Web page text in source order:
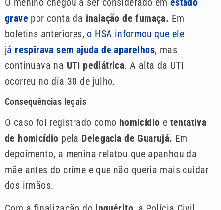
O menino chegou a ser considerado em estado
grave por conta da inalação de fumaça. Em
boletins anteriores, o HSA informou que ele
já respirava sem ajuda de aparelhos, mas
continuava na UTI pediátrica. A alta da UTI
ocorreu no dia 30 de julho.
Consequências legais
O caso foi registrado como homicídio e tentativa
de homicídio pela Delegacia de Guarujá. Em
depoimento, a menina relatou que apanhou da
mãe antes do crime e que não queria mais cuidar
dos irmãos.